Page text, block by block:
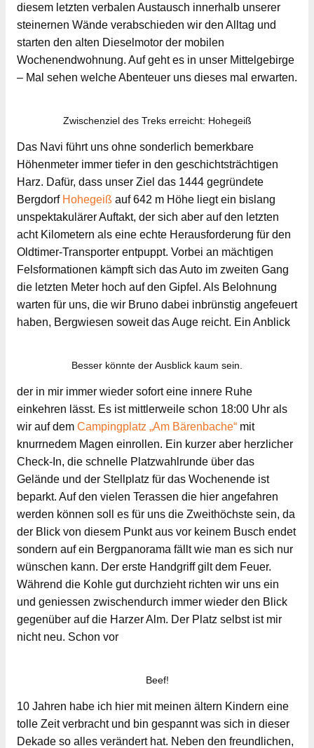
diesem letzten verbalen Austausch innerhalb unserer
steinernen Wände verabschieden wir den Alltag und
starten den alten Dieselmotor der mobilen
Wochenendwohnung. Auf geht es in unser Mittelgebirge
– Mal sehen welche Abenteuer uns dieses mal erwarten.
Zwischenziel des Treks erreicht: Hohegeiß
Das Navi führt uns ohne sonderlich bemerkbare
Höhenmeter immer tiefer in den geschichtsträchtigen
Harz. Dafür, dass unser Ziel das 1444 gegründete
Bergdorf Hohegeiß auf 642 m Höhe liegt ein bislang
unspektakulärer Auftakt, der sich aber auf den letzten
acht Kilometern als eine echte Herausforderung für den
Oldtimer-Transporter entpuppt. Vorbei an mächtigen
Felsformationen kämpft sich das Auto im zweiten Gang
die letzten Meter hoch auf den Gipfel. Als Belohnung
warten für uns, die wir Bruno dabei inbrünstig angefeuert
haben, Bergwiesen soweit das Auge reicht. Ein Anblick
Besser könnte der Ausblick kaum sein.
der in mir immer wieder sofort eine innere Ruhe
einkehren lässt. Es ist mittlerweile schon 18:00 Uhr als
wir auf dem Campingplatz „Am Bärenbache“ mit
knurrnedem Magen einrollen. Ein kurzer aber herzlicher
Check-In, die schnelle Platzwahlrunde über das
Gelände und der Stellplatz für das Wochenende ist
beparkt. Auf den vielen Terassen die hier angefahren
werden können soll es für uns die Zweithöchste sein, da
der Blick von diesem Punkt aus vor keinem Busch endet
sondern auf ein Bergpanorama fällt wie man es sich nur
wünschen kann. Der erste Handgriff gilt dem Feuer.
Während die Kohle gut durchzieht richten wir uns ein
und geniessen zwischendurch immer wieder den Blick
gegenüber auf die Harzer Alm. Der Platz selbst ist mir
nicht neu. Schon vor
Beef!
10 Jahren habe ich hier mit meinen ältern Kindern eine
tolle Zeit verbracht und bin gespannt was sich in dieser
Dekade so alles verändert hat. Neben den freundlichen,